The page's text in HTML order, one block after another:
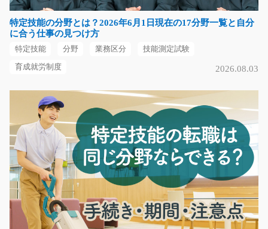
汚れがないか検査し…
長期（3ヶ月以上）
時給1250円～時給1563円
岐阜県不破郡垂井町
換気扇の組立スタッフ/g01_02147
急募
家庭や施設で使われる換気扇・送風機を、電動ドライバ
ーで組み立てて完成…
長期（3ヶ月以上）
時給1350円
岐阜県中津川市
特定技能の分野とは？2026年6月1日現在の17分野一覧と自分
に合う仕事の見つけ方
特定技能 分野 業務区分 技能測定試験
育成就労制度 2026.08.03